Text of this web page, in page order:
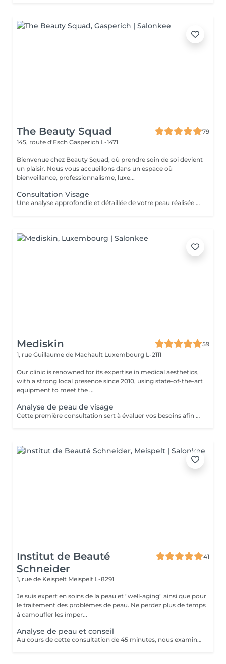
The Beauty Squad
79
145, route d'Esch Gasperich L-1471
Bienvenue chez Beauty Squad, où prendre soin de soi devient
un plaisir. Nous vous accueillons dans un espace où
bienveillance, professionnalisme, luxe...
Consultation Visage
Une analyse approfondie et détaillée de votre peau réalisée grâce à la technologie Eve M afin de vous assurer un traitement sur mesure.
Mediskin
59
1, rue Guillaume de Machault Luxembourg L-2111
Our clinic is renowned for its expertise in medical aesthetics,
with a strong local presence since 2010, using state-of-the-art
equipment to meet the ...
Analyse de peau de visage
Cette première consultation sert à évaluer vos besoins afin de vous guider vers les soins sur mesure qui répondront au mieux. À cette occasion, toutes les informations nécessaires, telles que les contre-indications, les résultats attendus et autres détails importants, vous seront fournies pour assurer une prise en charge optimale et vous garantir un suivi personnalisé.
Institut de Beauté
Schneider
41
1, rue de Keispelt Meispelt L-8291
Je suis expert en soins de la peau et "well-aging" ainsi que pour
le traitement des problèmes de peau. Ne perdez plus de temps
à camoufler les imper...
Analyse de peau et conseil
Au cours de cette consultation de 45 minutes, nous examinons les besoins de ta peau et déterminons quels produits de notre gamme te conviennent le mieux. La consultation coûte 50 €, mais ce montant t'est entièrement remboursé si tu achètes des produits pour un montant minimum de 50 €. En d'autres termes, si tu choisis les produits qui te conviennent, ce rendez-vous est gratuit pour toi.